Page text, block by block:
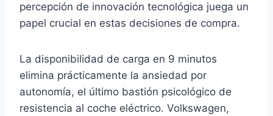
percepción de innovación tecnológica juega un
papel crucial en estas decisiones de compra.
La disponibilidad de carga en 9 minutos
elimina prácticamente la ansiedad por
autonomía, el último bastión psicológico de
resistencia al coche eléctrico. Volkswagen,